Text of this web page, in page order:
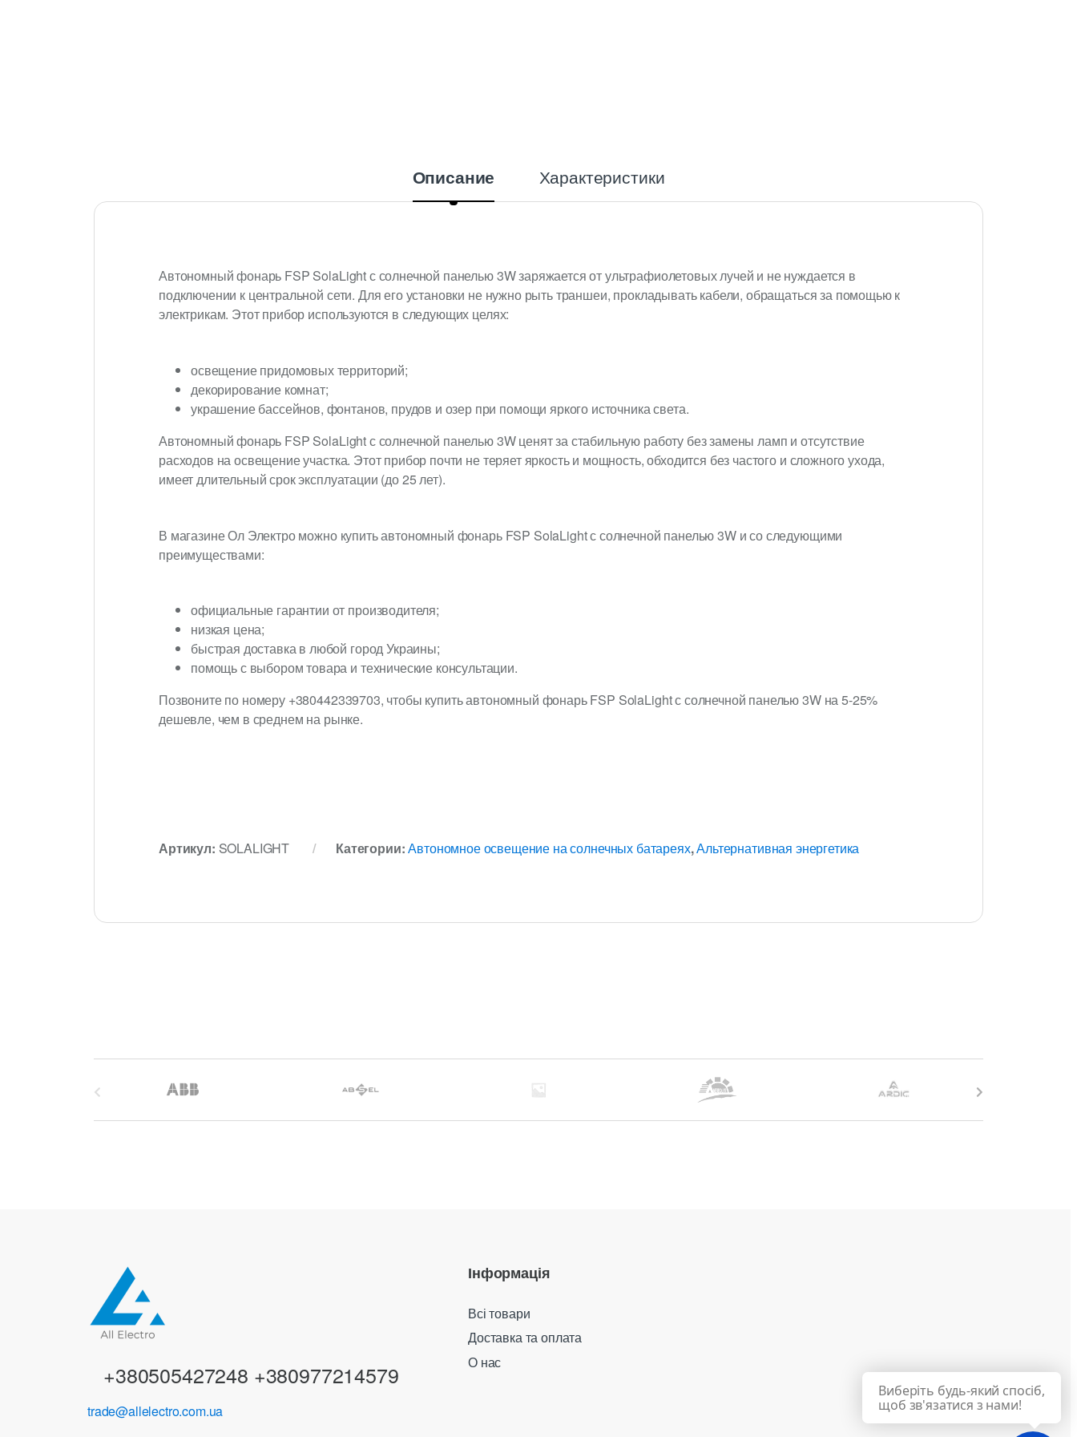
Описание Характеристики
Автономный фонарь FSP SolaLight с солнечной панелью 3W заряжается от ультрафиолетовых лучей и не нуждается в
подключении к центральной сети. Для его установки не нужно рыть траншеи, прокладывать кабели, обращаться за помощью к
электрикам. Этот прибор используются в следующих целях:
освещение придомовых территорий;
декорирование комнат;
украшение бассейнов, фонтанов, прудов и озер при помощи яркого источника света.
Автономный фонарь FSP SolaLight с солнечной панелью 3W ценят за стабильную работу без замены ламп и отсутствие
расходов на освещение участка. Этот прибор почти не теряет яркость и мощность, обходится без частого и сложного ухода,
имеет длительный срок эксплуатации (до 25 лет).
В магазине Ол Электро можно купить автономный фонарь FSP SolaLight с солнечной панелью 3W и со следующими
преимуществами:
официальные гарантии от производителя;
низкая цена;
быстрая доставка в любой город Украины;
помощь с выбором товара и технические консультации.
Позвоните по номеру +380442339703, чтобы купить автономный фонарь FSP SolaLight с солнечной панелью 3W на 5-25%
дешевле, чем в среднем на рынке.
Артикул: SOLALIGHT Категории:Автономное освещение на солнечных батареях,Альтернативная энергетика
+380505427248 +380977214579
trade@allelectro.com.ua
Інформація
Всі товари
Доставка та оплата
О нас
Виберіть будь-який спосіб,
щоб зв'язатися з нами!